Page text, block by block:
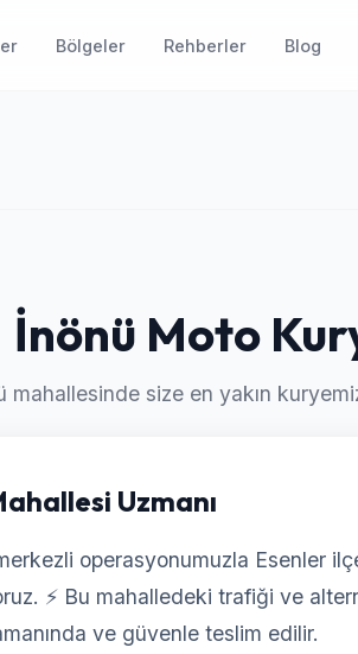
Bölgeler Rehberler Blog
İnönü Moto
mahallesinde size en yakın
Uzmanı
operasyonumuzla Esenler
⚡ Bu mahalledeki trafiği ve
ve güvenle teslim edilir.